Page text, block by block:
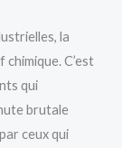
la
C’est
qui
brutale
ceux qui